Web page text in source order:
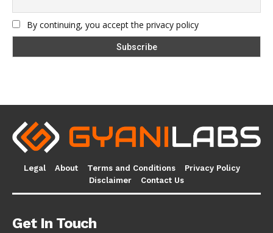
By continuing, you accept the privacy policy
Legal About Terms and Conditions
Privacy Policy
Disclaimer
Contact Us
Get In Touch